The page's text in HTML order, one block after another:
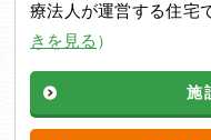
療法人が運営する住宅
きを見る ）
施